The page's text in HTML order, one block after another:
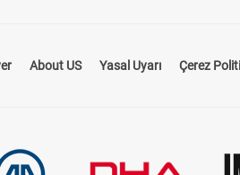
About US Yasal Uyarı Çerez